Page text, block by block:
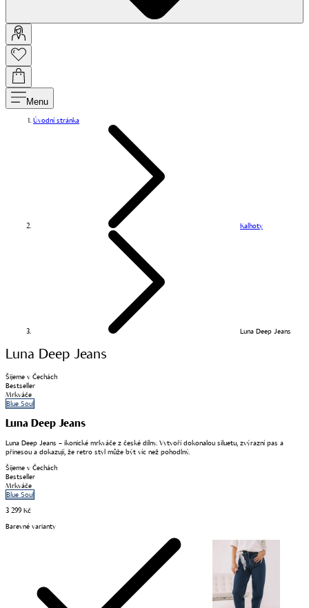
Menu
Úvodní stránka
Kalhoty
Luna Deep Jeans
Luna Deep Jeans
Šijeme v Čechách
Bestseller
Mrkváče
Blue Soul
Luna Deep Jeans
Luna Deep Jeans – ikonické mrkváče z české dílny. Vytvoří dokonalou siluetu, zvýrazní pas a
přinesou a dokazují, že retro styl může být víc než pohodlný.
Šijeme v Čechách
Bestseller
Mrkváče
Blue Soul
3 299 Kč
Barevné varianty